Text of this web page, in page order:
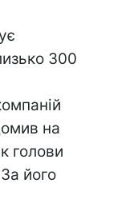
300
на
голови
його